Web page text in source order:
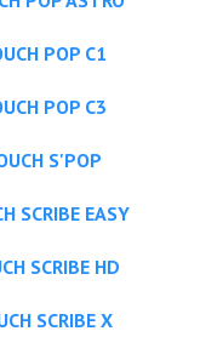
POP C1
POP C3
S'POP
SCRIBE EASY
SCRIBE HD
SCRIBE X